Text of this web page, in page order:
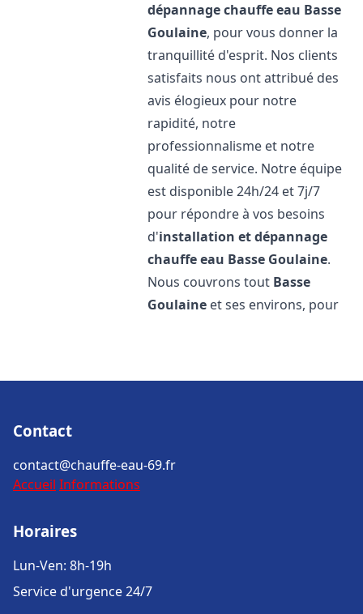
dépannage chauffe eau Basse
Goulaine, pour vous donner la
tranquillité d'esprit. Nos clients
satisfaits nous ont attribué des
avis élogieux pour notre
rapidité, notre
professionnalisme et notre
qualité de service. Notre équipe
est disponible 24h/24 et 7j/7
pour répondre à vos besoins
d'installation et dépannage
chauffe eau Basse Goulaine.
Nous couvrons tout Basse
Goulaine et ses environs, pour
Contact
contact@chauffe-eau-69.fr
Accueil Informations
Horaires
Lun-Ven: 8h-19h
Service d'urgence 24/7